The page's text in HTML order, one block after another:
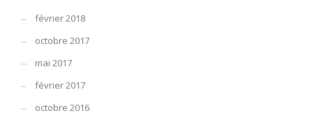
février 2018
octobre 2017
mai 2017
février 2017
octobre 2016